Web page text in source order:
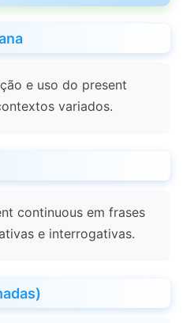
e uso do present
variados.
continuous em frases
e interrogativas.